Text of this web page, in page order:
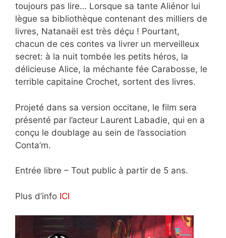
toujours pas lire… Lorsque sa tante Aliénor lui
lègue sa bibliothèque contenant des milliers de
livres, Natanaël est très déçu ! Pourtant,
chacun de ces contes va livrer un merveilleux
secret: à la nuit tombée les petits héros, la
délicieuse Alice, la méchante fée Carabosse, le
terrible capitaine Crochet, sortent des livres.
Projeté dans sa version occitane, le film sera
présenté par l’acteur Laurent Labadie, qui en a
conçu le doublage au sein de l’association
Conta’m.
Entrée libre – Tout public à partir de 5 ans.
Plus d’info ICI